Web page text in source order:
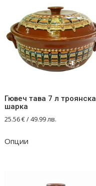
options
may
be
chosen
on
page
Гювеч тава 7 л троянска
шарка
25.56€/ 49.99 лв.
Опции